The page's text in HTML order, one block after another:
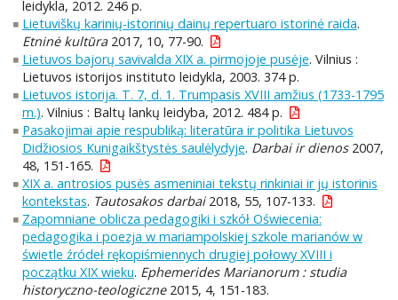
leidykla, 2012. 246 p.
Lietuviškų karinių-istorinių dainų repertuaro istorinė raida.
Etninė kultūra2017, 10, 77-90.
Lietuvos bajorų savivalda XIX a. pirmojoje pusėje. Vilnius :
Lietuvos istorijos instituto leidykla, 2003. 374 p.
Lietuvos istorija. T. 7, d. 1. Trumpasis XVIII amžius (1733-1795
m.). Vilnius : Baltų lankų leidyba, 2012. 484 p.
Pasakojimai apie respubliką: literatūra ir politika Lietuvos
Didžiosios Kunigaikštystės saulėlydyje. Darbai ir dienos2007,
48, 151-165.
XIX a. antrosios pusės asmeniniai tekstų rinkiniai ir jų istorinis
kontekstas. Tautosakos darbai2018, 55, 107-133.
Zapomniane oblicza pedagogiki i szkół Oświecenia:
pedagogika i poezja w mariampolskiej szkole marianów w
świetle źródeł rękopiśmiennych drugiej połowy XVIII i
początku XIX wieku. Ephemerides Marianorum : studia
historyczno-teologiczne2015, 4, 151-183.